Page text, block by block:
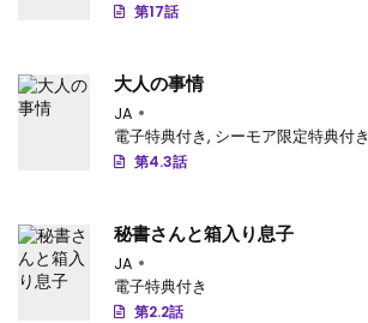
第17話
大人の事情
JA
電子特典付き, シーモア限定特典付き
第4.3話
秘書さんと箱入り息子
JA
電子特典付き
第2.2話